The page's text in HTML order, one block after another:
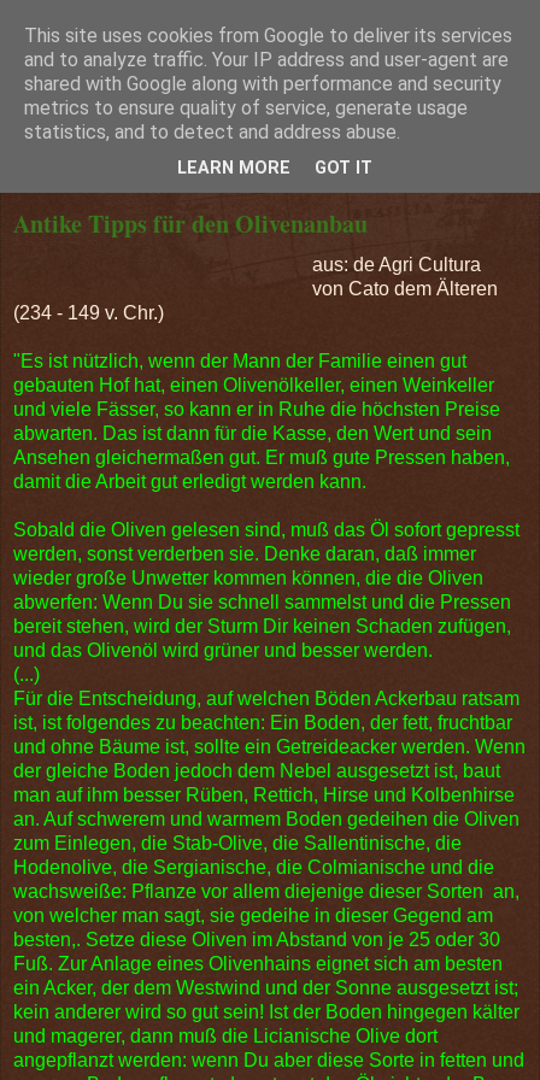
Marmello Blog
Antike Tipps für den Olivenanbau
aus: de Agri Cultura
von Cato dem Älteren
(234 - 149 v. Chr.)
"Es ist nützlich, wenn der Mann der Familie einen gut
gebauten Hof hat, einen Olivenölkeller, einen Weinkeller
und viele Fässer, so kann er in Ruhe die höchsten Preise
abwarten. Das ist dann für die Kasse, den Wert und sein
Ansehen gleichermaßen gut. Er muß gute Pressen haben,
damit die Arbeit gut erledigt werden kann.
Sobald die Oliven gelesen sind, muß das Öl sofort gepresst
werden, sonst verderben sie. Denke daran, daß immer
wieder große Unwetter kommen können, die die Oliven
abwerfen: Wenn Du sie schnell sammelst und die Pressen
bereit stehen, wird der Sturm Dir keinen Schaden zufügen,
und das Olivenöl wird grüner und besser werden.
(...)
Für die Entscheidung, auf welchen Böden Ackerbau ratsam
ist, ist folgendes zu beachten: Ein Boden, der fett, fruchtbar
und ohne Bäume ist, sollte ein Getreideacker werden. Wenn
der gleiche Boden jedoch dem Nebel ausgesetzt ist, baut
man auf ihm besser Rüben, Rettich, Hirse und Kolbenhirse
an. Auf schwerem und warmem Boden gedeihen die Oliven
zum Einlegen, die Stab-Olive, die Sallentinische, die
Hodenolive, die Sergianische, die Colmianische und die
wachsweiße: Pflanze vor allem diejenige dieser Sorten an,
von welcher man sagt, sie gedeihe in dieser Gegend am
besten,. Setze diese Oliven im Abstand von je 25 oder 30
Fuß. Zur Anlage eines Olivenhains eignet sich am besten
ein Acker, der dem Westwind und der Sonne ausgesetzt ist;
kein anderer wird so gut sein! Ist der Boden hingegen kälter
und magerer, dann muß die Licianische Olive dort
angepflanzt werden: wenn Du aber diese Sorte in fetten und
This site uses cookies from Google to deliver its services
and to analyze traffic. Your IP address and user-agent are
shared with Google along with performance and security
metrics to ensure quality of service, generate usage
statistics, and to detect and address abuse.
LEARN MORE GOT IT